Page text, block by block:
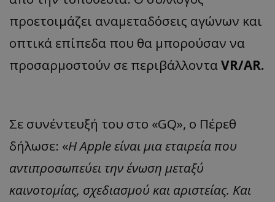
προετοιμάζει αναμεταδόσεις αγώνων και
οπτικά επίπεδα που θα μπορούσαν να
προσαρμοστούν σε περιβάλλονταVR/AR.
Σε συνέντευξή του στο «GQ», ο Πέρεθ
δήλωσε: «Η Apple είναι μια εταιρεία που
αντιπροσωπεύει την ένωση μεταξύ
καινοτομίας, σχεδιασμού και αριστείας. Και